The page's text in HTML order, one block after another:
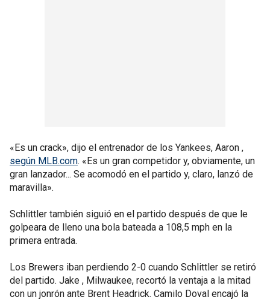
«Es un crack», dijo el entrenador de los Yankees, Aaron ,
según MLB.com. «Es un gran competidor y, obviamente, un
gran lanzador... Se acomodó en el partido y, claro, lanzó de
maravilla».
Schlittler también siguió en el partido después de que le
golpeara de lleno una bola bateada a 108,5 mph en la
primera entrada.
Los Brewers iban perdiendo 2-0 cuando Schlittler se retiró
del partido. Jake , Milwaukee, recortó la ventaja a la mitad
con un jonrón ante Brent Headrick. Camilo Doval encajó la